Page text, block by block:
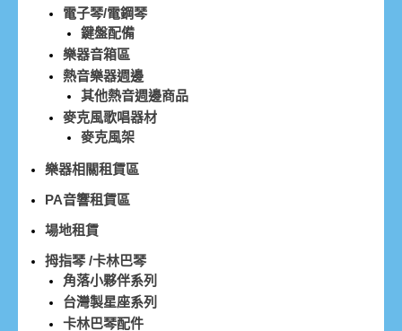
電子琴/電鋼琴
鍵盤配備
樂器音箱區
熱音樂器週邊
其他熱音週邊商品
麥克風歌唱器材
麥克風架
樂器相關租賃區
PA音響租賃區
場地租賃
拇指琴 /卡林巴琴
角落小夥伴系列
台灣製星座系列
卡林巴琴配件